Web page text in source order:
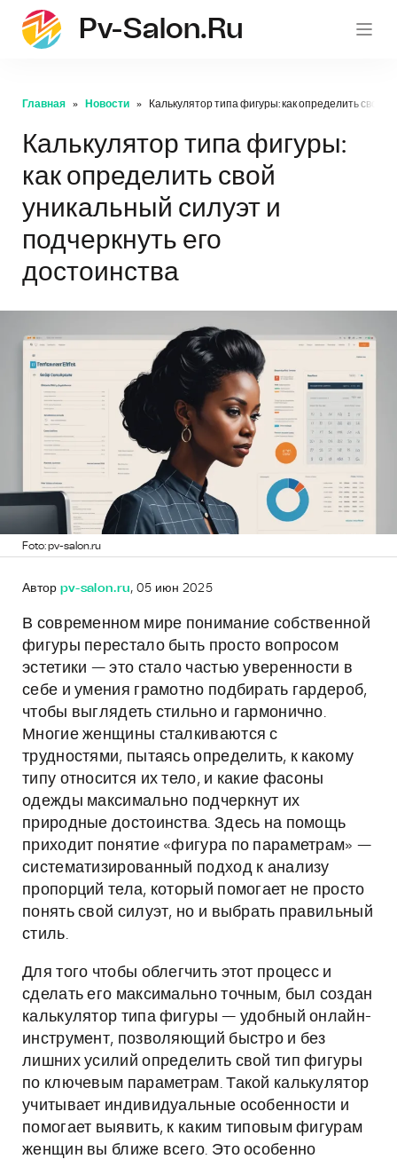
pv-
Pv-Salon.ru
Главная Новости Калькулятор типа фигуры: как определить свой
Калькулятор типа фигуры:
как определить свой
уникальный силуэт и
подчеркнуть его
достоинства
Foto: pv-salon.ru
Автор pv-salon.ru, 05 июн 2025
В современном мире понимание собственной
фигуры перестало быть просто вопросом
эстетики — это стало частью уверенности в
себе и умения грамотно подбирать гардероб,
чтобы выглядеть стильно и гармонично.
Многие женщины сталкиваются с
трудностями, пытаясь определить, к какому
типу относится их тело, и какие фасоны
одежды максимально подчеркнут их
природные достоинства. Здесь на помощь
приходит понятие «фигура по параметрам» —
систематизированный подход к анализу
пропорций тела, который помогает не просто
понять свой силуэт, но и выбрать правильный
стиль.
Для того чтобы облегчить этот процесс и
сделать его максимально точным, был создан
калькулятор типа фигуры — удобный онлайн-
инструмент, позволяющий быстро и без
лишних усилий определить свой тип фигуры
по ключевым параметрам. Такой калькулятор
учитывает индивидуальные особенности и
помогает выявить, к каким типовым фигурам
женщин вы ближе всего. Это особенно